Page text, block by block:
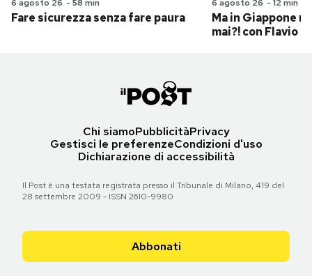
6 agosto 26 - 58 min
Fare sicurezza senza fare paura
6 agosto 26 - 12 min
Ma in Giappone
mai?! con Flavio
Chi siamoPubblicitàPrivacy
Gestisci le preferenzeCondizioni d'uso
Dichiarazione di accessibilità
Il Post è una testata registrata presso il Tribunale di Milano, 419 del
28 settembre 2009 - ISSN 2610-9980
Abbonati